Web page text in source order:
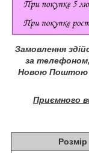
Замовлення
за
Новою Поштою
Приємного
Розмір